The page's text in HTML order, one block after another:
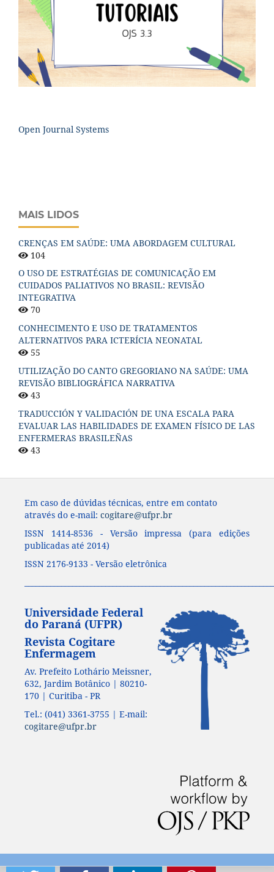
Open Journal Systems
MAIS LIDOS
CRENÇAS EM SAÚDE: UMA ABORDAGEM CULTURAL
104
O USO DE ESTRATÉGIAS DE COMUNICAÇÃO EM
CUIDADOS PALIATIVOS NO BRASIL: REVISÃO
INTEGRATIVA
70
CONHECIMENTO E USO DE TRATAMENTOS
ALTERNATIVOS PARA ICTERÍCIA NEONATAL
55
UTILIZAÇÃO DO CANTO GREGORIANO NA SAÚDE: UMA
REVISÃO BIBLIOGRÁFICA NARRATIVA
43
TRADUCCIÓN Y VALIDACIÓN DE UNA ESCALA PARA
EVALUAR LAS HABILIDADES DE EXAMEN FÍSICO DE LAS
ENFERMERAS BRASILEÑAS
43
Em caso de dúvidas técnicas, entre em contato
através do e-mail: cogitare@ufpr.br
ISSN 1414-8536 - Versão impressa (para edições
publicadas até 2014)
ISSN 2176-9133 - Versão eletrônica
Universidade Federal
do Paraná (UFPR)
Revista Cogitare
Enfermagem
Av. Prefeito Lothário Meissner,
632, Jardim Botânico | 80210-
170 | Curitiba - PR
Tel.: (041) 3361-3755 | E-mail:
cogitare@ufpr.br